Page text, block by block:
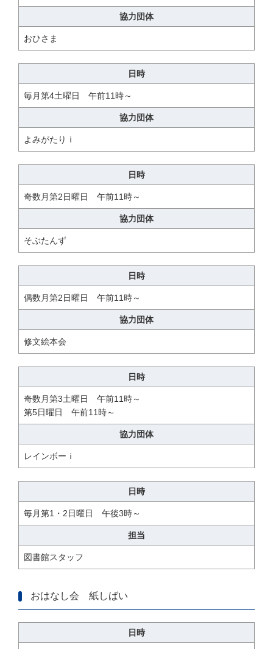
協力団体
おひさま
日時
毎月第4土曜日 午前11時～
協力団体
よみがたりｉ
日時
奇数月第2日曜日 午前11時～
協力団体
そぶたんず
日時
偶数月第2日曜日 午前11時～
協力団体
修文絵本会
日時
奇数月第3土曜日 午前11時～
第5日曜日 午前11時～
協力団体
レインボーｉ
日時
毎月第1・2日曜日 午後3時～
担当
図書館スタッフ
おはなし会 紙しばい
日時